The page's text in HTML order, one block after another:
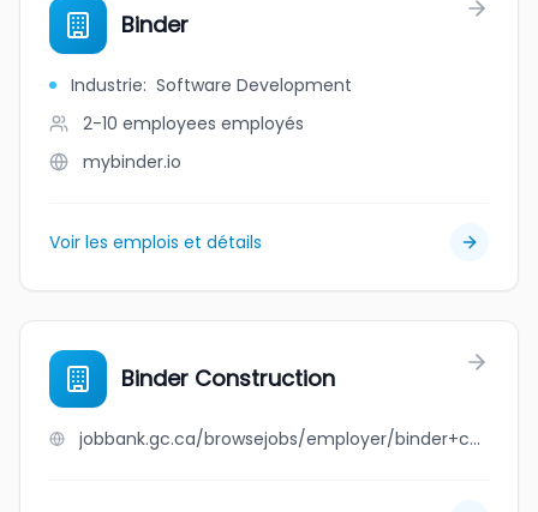
Binder
Industrie: Software Development
2-10 employees employés
mybinder.io
Voir les emplois et détails
Binder Construction
jobbank.gc.ca/browsejobs/employer/binder+construction/ca